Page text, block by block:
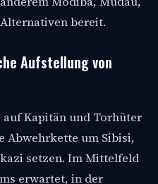
bereit.
Aufstellung von
Kapitän und Torhüter
Abwehrkette um Sibisi,
setzen. Im Mittelfeld
erwartet, in der